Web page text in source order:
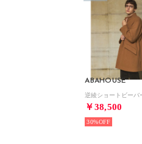
ABAHOUSE
￥38,500
30%